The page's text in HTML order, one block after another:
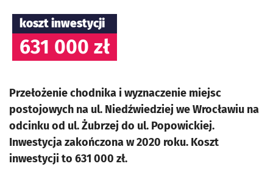
koszt inwestycji
631 000 zł
Przełożenie chodnika i wyznaczenie miejsc
postojowych na ul. Niedźwiedziej we Wrocławiu na
odcinku od ul. Żubrzej do ul. Popowickiej.
Inwestycja zakończona w 2020 roku. Koszt
inwestycji to 631 000 zł.